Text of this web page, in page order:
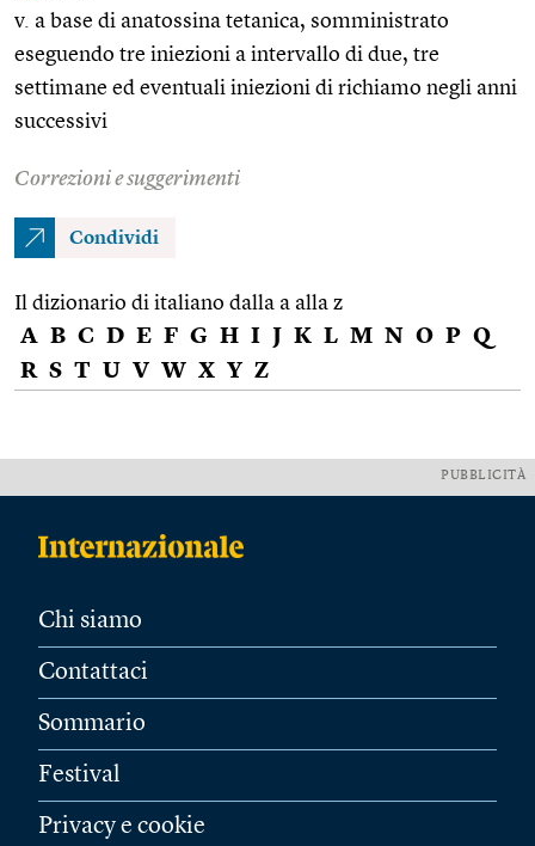
v. a base di anatossina tetanica, somministrato
eseguendo tre iniezioni a intervallo di due, tre
settimane ed eventuali iniezioni di richiamo negli anni
successivi
Correzioni e suggerimenti
Condividi
Il dizionario di italiano dalla a alla z
A B C D E F G H I J K L M N O P Q
R S T U V W X Y Z
PUBBLICITÀ
Chi siamo
Contattaci
Sommario
Festival
Privacy e cookie